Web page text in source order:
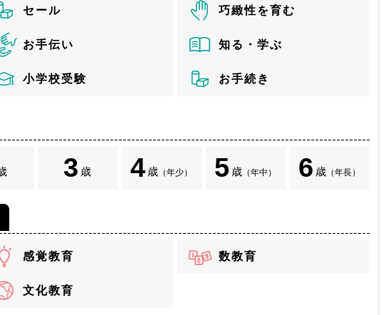
セール 巧緻性を育む
お手伝い 知る・学ぶ
小学校受験 お手続き
3 歳 4 歳 （年少） 5 歳 （年中） 6 歳 （年長）
感覚教育 数教育
文化教育